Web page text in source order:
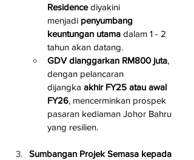
Residence diyakini
menjadi penyumbang
keuntungan utama dalam 1 - 2
tahun akan datang.
GDV dianggarkan RM800 juta,
dengan pelancaran
dijangka akhir FY25 atau awal
FY26, mencerminkan prospek
pasaran kediaman Johor Bahru
yang resilien.
Sumbangan Projek Semasa kepada